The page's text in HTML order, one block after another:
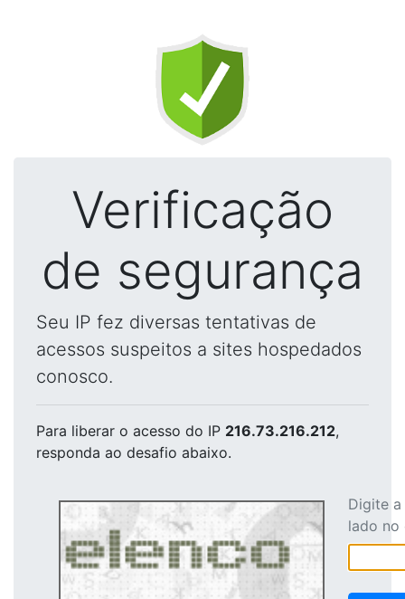
Verificação
de segurança
Seu IP fez diversas tentativas de
acessos suspeitos a sites hospedados
conosco.
Para liberar o acesso do IP 216.73.216.212,
responda ao desafio abaixo.
Digite
lado no